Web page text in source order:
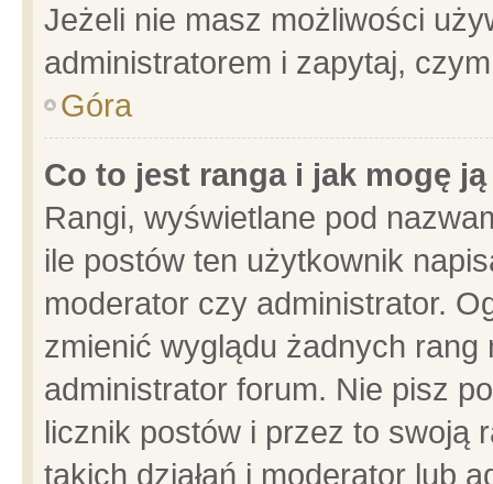
Jeżeli nie masz możliwości
administratorem i zapytaj,
Góra
Co to jest ranga i jak mogę
Rangi, wyświetlane pod
ile postów ten użytkownik
moderator czy administrator.
zmienić wyglądu żadnych
administrator forum. Nie pisz
licznik postów i przez to swoją
takich działań i moderator lub